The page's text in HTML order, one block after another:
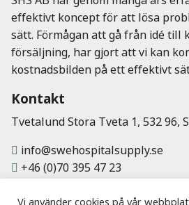
effektivt koncept för att lösa
sätt. Förmågan att gå från idé till
försäljning, har gjort att vi kan
kostnadsbilden på ett effektivt
Kontakt
Tvetalund Stora Tveta 1, 532 96,
info@swehospitalsupply.se
+46 (0)70 395 47 23